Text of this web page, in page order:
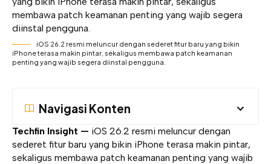
iOS 26.2 resmi meluncur dengan sederet fitur baru yang bikin
iPhone terasa makin pintar, sekaligus membawa patch keamanan
penting yang wajib segera diinstal pengguna.
Navigasi Konten
Techfin Insight — iOS 26.2 resmi meluncur dengan
sederet fitur baru yang bikin iPhone terasa makin pintar,
sekaligus membawa patch keamanan penting yang wajib